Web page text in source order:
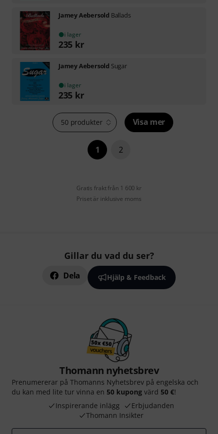
Jamey Aebersold Ballads
i lager
235 kr
Jamey Aebersold Sugar
i lager
235 kr
50 produkter Visa mer
1 2
Gratis frakt från 1 600 kr
Priset är inklusive moms
Gillar du vad du ser?
Dela Hjälp & Feedback
Thomann nyhetsbrev
Prenumererar på Thomanns Nyhetsbrev på engelska och
du kan med lite tur vinna en 50 kupong värd 50 €!
Inspirerande inlägg
Erbjudanden
Thomann Insikter